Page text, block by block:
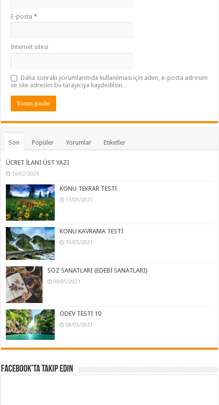
E-posta*
İnternet sitesi
Daha sonraki yorumlarımda kullanılması için adım, e-posta adresim
ve site adresim bu tarayıcıya kaydedilsin.
Son Popüler Yorumlar Etiketler
ÜCRET İLANI ÜST YAZI
16/02/2026
KONU TEKRAR TESTİ
11/05/2021
KONU KAVRAMA TESTİ
10/05/2021
SÖZ SANATLARI (EDEBİ SANATLARI)
09/05/2021
ÖDEV TESTİ 10
08/05/2021
Facebook’ta Takip Edin